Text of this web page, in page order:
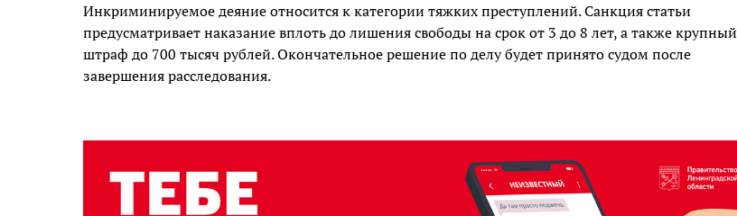
Инкриминируемое деяние относится к категории тяжких преступлений. Санкция статьи
предусматривает наказание вплоть до лишения свободы на срок от 3 до 8 лет, а также крупный
штраф до 700 тысяч рублей. Окончательное решение по делу будет принято судом после
завершения расследования.